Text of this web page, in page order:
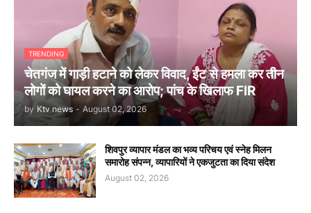
TRENDING
चेतगंज में गाड़ी हटाने को लेकर विवाद, ईंट से हमला कर तीन
लोगों को घायल करने का आरोप; पांच के खिलाफ FIR
by Ktv news - August 02, 2026
शिवपुर व्यापार मंडल का भव्य परिचय एवं स्नेह मिलन
समारोह संपन्न, व्यापारियों ने एकजुटता का दिया संदेश
August 02, 2026